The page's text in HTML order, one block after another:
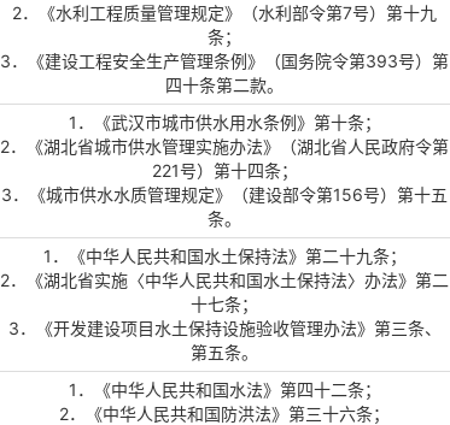
2．《水利工程质量管理规定》（水利部令第7号）第十九
条；
3．《建设工程安全生产管理条例》（国务院令第393号）第
四十条第二款。
1．《武汉市城市供水用水条例》第十条；
2．《湖北省城市供水管理实施办法》（湖北省人民政府令第
221号）第十四条；
3．《城市供水水质管理规定》（建设部令第156号）第十五
条。
1．《中华人民共和国水土保持法》第二十九条；
2．《湖北省实施〈中华人民共和国水土保持法〉办法》第二
十七条；
3．《开发建设项目水土保持设施验收管理办法》第三条、
第五条。
1．《中华人民共和国水法》第四十二条；
2．《中华人民共和国防洪法》第三十六条；